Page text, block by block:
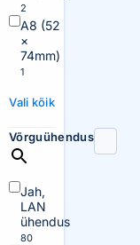
2
A8 (52
×
74mm)
1
Vali kõik
Võrguühendus
Jah,
LAN
ühendus
80